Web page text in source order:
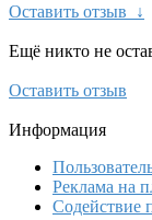
Оставить отзыв
↓
Ещё никто не
Оставить отзыв
Информация
Реклама на
Содействие